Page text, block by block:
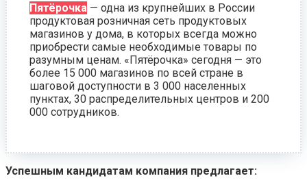
Пятёрочка — одна из крупнейших в России
продуктовая розничная сеть продуктовых
магазинов у дома, в которых всегда можно
приобрести самые необходимые товары по
разумным ценам. «Пятёрочка» сегодня — это
более 15 000 магазинов по всей стране в
шаговой доступности в 3 000 населенных
пунктах, 30 распределительных центров и 200
000 сотрудников.
Успешным кандидатам компания предлагает: